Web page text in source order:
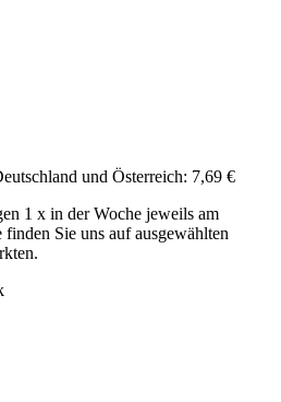
und Österreich: 7,69 €
1 x in der Woche jeweils am
Sie uns auf ausgewählten